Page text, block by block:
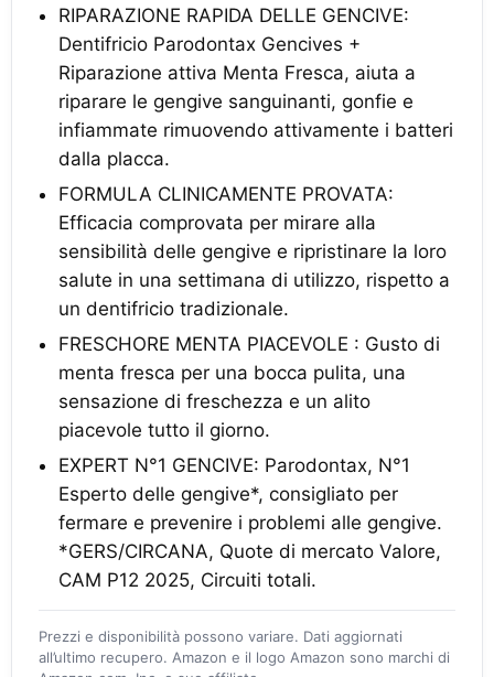
RIPARAZIONE RAPIDA DELLE GENCIVE:
Dentifricio Parodontax Gencives +
Riparazione attiva Menta Fresca, aiuta a
riparare le gengive sanguinanti, gonfie e
infiammate rimuovendo attivamente i batteri
dalla placca.
FORMULA CLINICAMENTE PROVATA:
Efficacia comprovata per mirare alla
sensibilità delle gengive e ripristinare la loro
salute in una settimana di utilizzo, rispetto a
un dentifricio tradizionale.
FRESCHORE MENTA PIACEVOLE : Gusto di
menta fresca per una bocca pulita, una
sensazione di freschezza e un alito
piacevole tutto il giorno.
EXPERT N°1 GENCIVE: Parodontax, N°1
Esperto delle gengive*, consigliato per
fermare e prevenire i problemi alle gengive.
*GERS/CIRCANA, Quote di mercato Valore,
CAM P12 2025, Circuiti totali.
Prezzi e disponibilità possono variare. Dati aggiornati
all’ultimo recupero. Amazon e il logo Amazon sono marchi di